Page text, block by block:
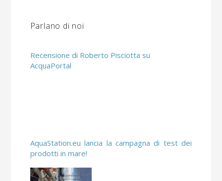
Parlano di noi
Recensione di Roberto Pisciotta su
AcquaPortal
AquaStation.eu lancia la campagna di test dei
prodotti in mare!